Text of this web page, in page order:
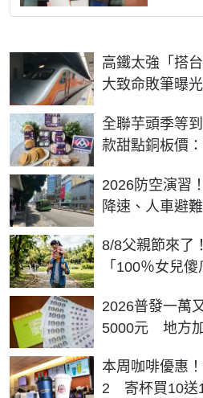
高鐵太強「搭
大致命敗筆曝
全聯芋頭季等
款甜點銅板價
2026防空演習
降速、人車避
8/8父親節來了
「100％女兒
2026普發一萬
5000元 地方
本周咖啡優惠
2 寄杯買10送